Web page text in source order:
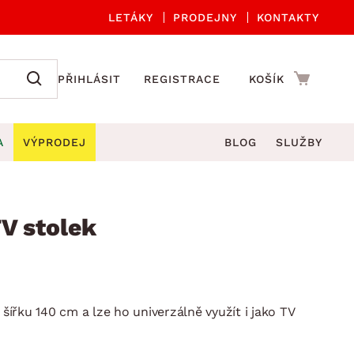
LETÁKY PRODEJNY KONTAKTY
PŘIHLÁSIT REGISTRACE KOŠÍK
židle a křesla
houpačky
VÝPRODEJ BLOG SLUŽBY
stolek
140 cm a lze ho univerzálně využít i jako TV